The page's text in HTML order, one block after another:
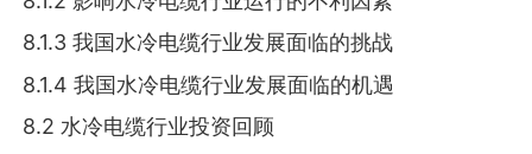
8.1.3 我国水冷电缆行业发展面临的挑战
8.1.4 我国水冷电缆行业发展面临的机遇
8.2 水冷电缆行业投资回顾